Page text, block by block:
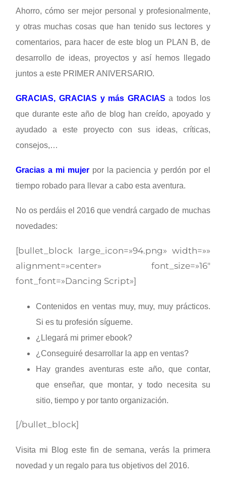
Ahorro, cómo ser mejor personal y profesionalmente,
y otras muchas cosas que han tenido sus lectores y
comentarios, para hacer de este blog un PLAN B, de
desarrollo de ideas, proyectos y así hemos llegado
juntos a este PRIMER ANIVERSARIO.
GRACIAS, GRACIAS y más GRACIAS a todos los
que durante este año de blog han creído, apoyado y
ayudado a este proyecto con sus ideas, críticas,
consejos,…
Gracias a mi mujerpor la paciencia y perdón por el
tiempo robado para llevar a cabo esta aventura.
No os perdáis el 2016 que vendrá cargado de muchas
novedades:
[bullet_block large_icon=»94.png» width=»»
alignment=»center» font_size=»16″
font_font=»Dancing Script»]
Contenidos en ventas muy, muy, muy prácticos.
Si es tu profesión sígueme.
¿Llegará mi primer ebook?
¿Conseguiré desarrollar la app en ventas?
Hay grandes aventuras este año, que contar,
que enseñar, que montar, y todo necesita su
sitio, tiempo y por tanto organización.
[/bullet_block]
Visita mi Blog este fin de semana, verás la primera
novedad y un regalo para tus objetivos del 2016.